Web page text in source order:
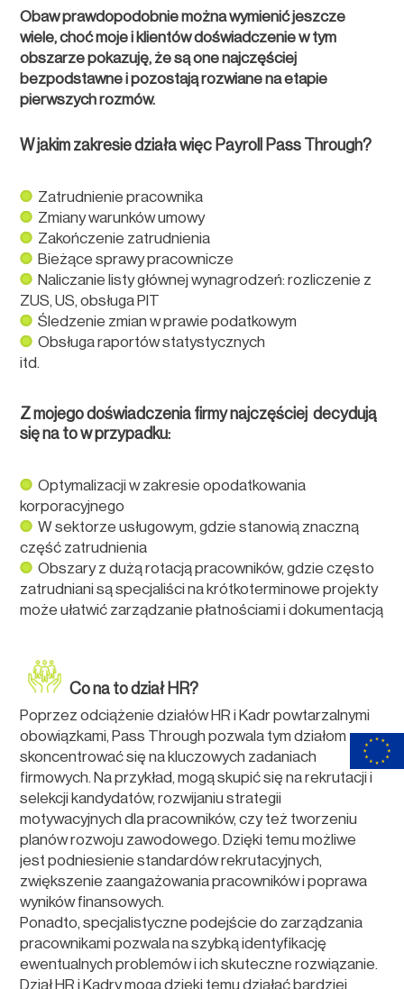
Obaw prawdopodobnie można wymienić jeszcze
wiele, choć moje i klientów doświadczenie w tym
obszarze pokazuję, że są one najczęściej
bezpodstawne i pozostają rozwiane na etapie
pierwszych rozmów.
W jakim zakresie działa więc Payroll Pass Through?
Zatrudnienie pracownika
Zmiany warunków umowy
Zakończenie zatrudnienia
Bieżące sprawy pracownicze
Naliczanie listy głównej wynagrodzeń: rozliczenie z
ZUS, US, obsługa PIT
Śledzenie zmian w prawie podatkowym
Obsługa raportów statystycznych
itd.
Z mojego doświadczenia firmy najczęściej decydują
się na to w przypadku:
Optymalizacji w zakresie opodatkowania
korporacyjnego
W sektorze usługowym, gdzie stanowią znaczną
część zatrudnienia
Obszary z dużą rotacją pracowników, gdzie często
zatrudniani są specjaliści na krótkoterminowe projekty
może ułatwić zarządzanie płatnościami i dokumentacją
Co na to dział HR?
Poprzez odciążenie działów HR i Kadr powtarzalnymi
obowiązkami, Pass Through pozwala tym działom
skoncentrować się na kluczowych zadaniach
firmowych. Na przykład, mogą skupić się na rekrutacji i
selekcji kandydatów, rozwijaniu strategii
motywacyjnych dla pracowników, czy też tworzeniu
planów rozwoju zawodowego. Dzięki temu możliwe
jest podniesienie standardów rekrutacyjnych,
zwiększenie zaangażowania pracowników i poprawa
wyników finansowych.
Ponadto, specjalistyczne podejście do zarządzania
pracownikami pozwala na szybką identyfikację
ewentualnych problemów i ich skuteczne rozwiązanie.
Dział HR i Kadry mogą dzięki temu działać bardziej